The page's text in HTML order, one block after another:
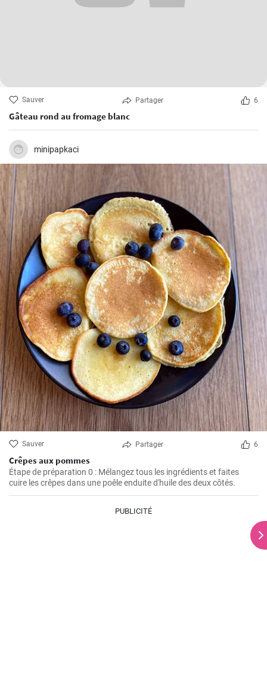
Sauver Partager 6
Gâteau rond au fromage blanc
minipapkaci
Sauver Partager 6
Crêpes aux pommes
Étape de préparation 0 : Mélangez tous les ingrédients et faites
cuire les crêpes dans une poêle enduite d'huile des deux côtés.
PUBLICITÉ